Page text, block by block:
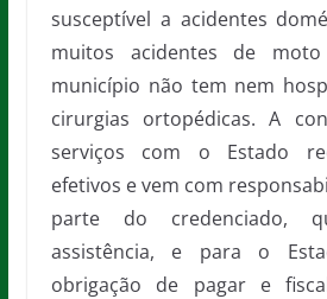
susceptível a acidentes
muitos acidentes de
município não tem nem
cirurgias ortopédicas. A
serviços com o Estado
efetivos e vem com
parte do credenciado,
assistência, e para o
obrigação de pagar e